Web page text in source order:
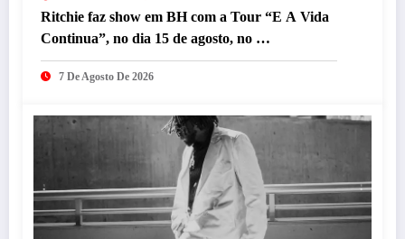
Ritchie faz show em BH com a Tour “E A Vida
Continua”, no dia 15 de agosto, no
Minascentro.
7 De Agosto De 2026